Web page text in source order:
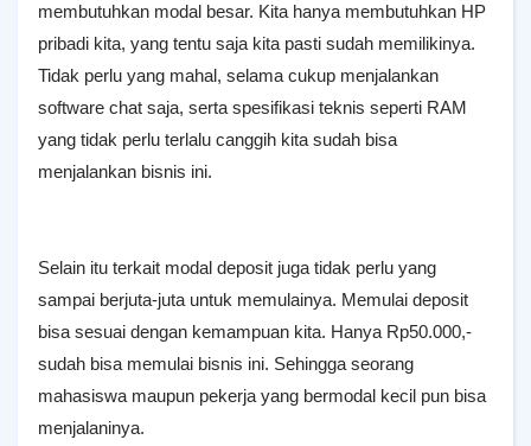
membutuhkan modal besar. Kita hanya membutuhkan HP
pribadi kita, yang tentu saja kita pasti sudah memilikinya.
Tidak perlu yang mahal, selama cukup menjalankan
software chat saja, serta spesifikasi teknis seperti RAM
yang tidak perlu terlalu canggih kita sudah bisa
menjalankan bisnis ini.
Selain itu terkait modal deposit juga tidak perlu yang
sampai berjuta-juta untuk memulainya. Memulai deposit
bisa sesuai dengan kemampuan kita. Hanya Rp50.000,-
sudah bisa memulai bisnis ini. Sehingga seorang
mahasiswa maupun pekerja yang bermodal kecil pun bisa
menjalaninya.